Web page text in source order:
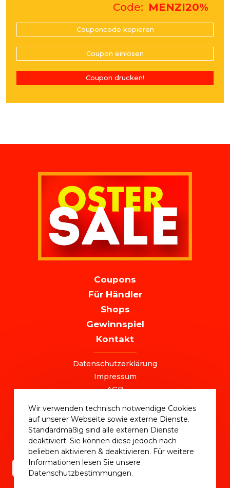
Code MENZI20%
Couponcode kopieren
Coupon einlösen
Coupon drucken!
NAVIGATION
Coupons
Für Händler
Shops
Gewinnspiel
Kontakt
Datenschutzerklärung
Impressum
AGB
ostersale@deutschlandvoucher.de
OSTER SALE 2025 – eine Kampagne der
DVM Deutschlandvoucher Media GmbH © 2025
Wir verwenden technisch notwendige Cookies
auf unserer Webseite sowie externe Dienste.
Standardmäßig sind alle externen Dienste
deaktiviert. Sie können diese jedoch nach
belieben aktivieren & deaktivieren. Für weitere
Informationen lesen Sie unsere
Datenschutzbestimmungen.